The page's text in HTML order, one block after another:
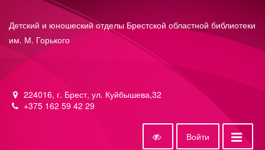
Детский и юношеский отделы Брестской областной библиотеки
им. М. Горького
224016, г. Брест, ул. Куйбышева,32
+375 162 59 42 29
Войти